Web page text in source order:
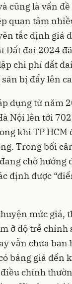
cũng là vấn
quan tâm
tắc định giá
Đất đai 2024
chi phí đất
bị đẩy lên
dụng từ năm
Nội lên tới
khi TP HCM
Trong bối
chờ hướng
định được
mức giá,
ở độ trễ chính
vẫn chưa ban
bảng giá đến
chỉnh